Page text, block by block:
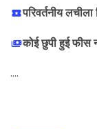
परिवर्तनीय
कोई छुपी हुई फीस
....